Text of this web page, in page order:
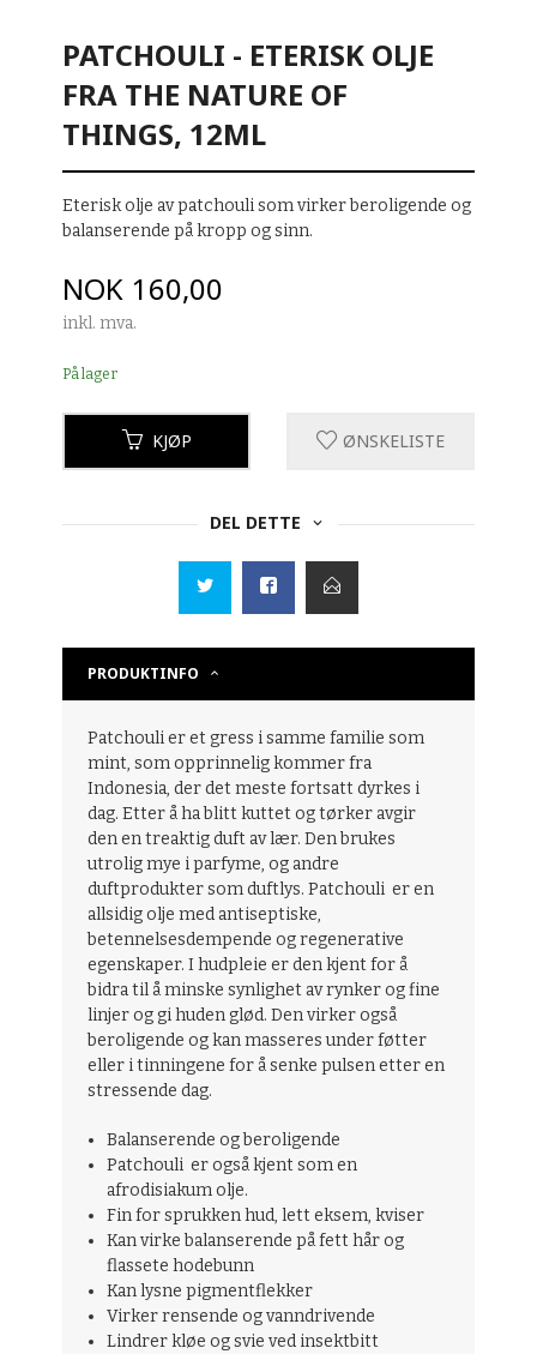
PATCHOULI - ETERISK OLJE
FRA THE NATURE OF
THINGS, 12ML
Eterisk olje av patchouli som virker beroligende og
balanserende på kropp og sinn.
Pris
NOK 160,00
inkl. mva.
På lager
KJØP ØNSKELISTE
DEL DETTE
PRODUKTINFO
Patchouli er et gress i samme familie som
mint, som opprinnelig kommer fra
Indonesia, der det meste fortsatt dyrkes i
dag. Etter å ha blitt kuttet og tørker avgir
den en treaktig duft av lær. Den brukes
utrolig mye i parfyme, og andre
duftprodukter som duftlys. Patchouli er en
allsidig olje med antiseptiske,
betennelsesdempende og regenerative
egenskaper. I hudpleie er den kjent for å
bidra til å minske synlighet av rynker og fine
linjer og gi huden glød. Den virker også
beroligende og kan masseres under føtter
eller i tinningene for å senke pulsen etter en
stressende dag.
Balanserende og beroligende
Patchoulier også kjent som en
afrodisiakumolje.
Fin for sprukken hud, lett eksem, kviser
Kan virke balanserende på fett hår og
flassete hodebunn
Kan lysne pigmentflekker
Virker rensende og vanndrivende
Lindrer kløe og svie ved insektbitt